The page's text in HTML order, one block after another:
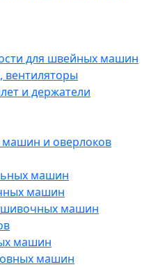
для швейных машин
вентиляторы
и держатели
и оверлоков
машин
машин
машин
машин
машин